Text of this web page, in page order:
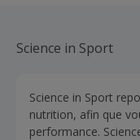
Science in Sport
Science in Sport
nutrition, afin que
performance.